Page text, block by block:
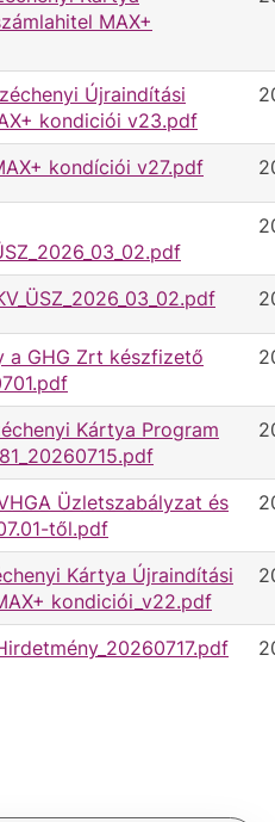
MAX+
Újraindítási
kondiciói v23.pdf
kondíciói v27.pdf
a GHG Zrt készfizető
Kártya Program
Üzletszabályzat és
től.pdf
Kártya Újraindítási
kondiciói_v22.pdf